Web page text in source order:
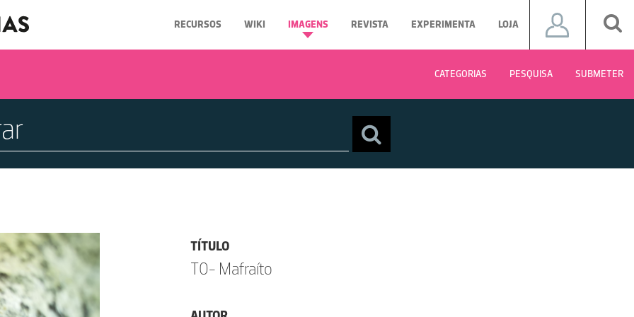
RECURSOS WIKI IMAGENS REVISTA EXPERIMENTA LOJA
CATEGORIAS PESQUISA SUBMETER
TÍTULO
T0- Mafraíto